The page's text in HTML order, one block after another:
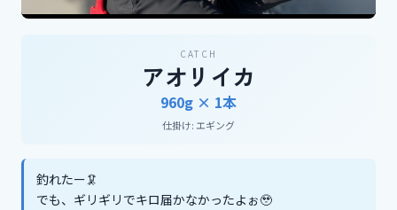
CATCH
アオリイカ
960g × 1本
仕掛け: エギング
釣れたー🦑
でも、ギリギリでキロ届かなかったよぉ🥹